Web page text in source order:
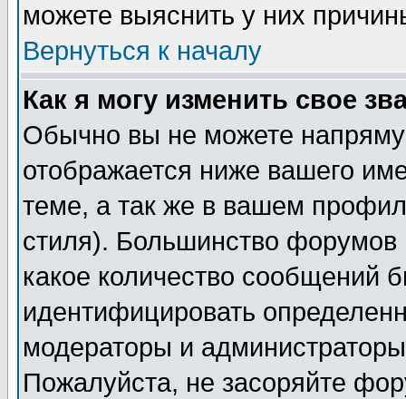
можете выяснить у них
Вернуться к началу
Как я могу изменить свое
Обычно вы не можете
отображается ниже вашего
теме, а так же в вашем
стиля). Большинство форумов
какое количество сообщений
идентифицировать
модераторы и
Пожалуйста, не засоряйте